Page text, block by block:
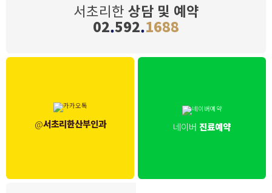
서초리한 상담 및 예약
02.592.1688
@서초리한산부인과 네이버 진료예약